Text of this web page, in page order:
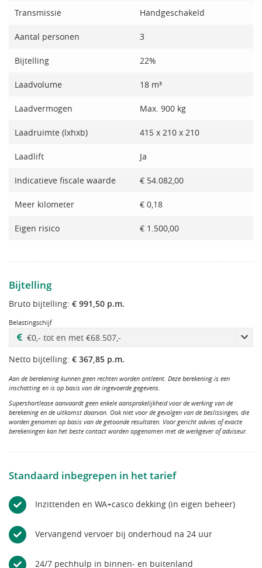
Transmissie Handgeschakeld
Aantal personen 3
Bijtelling 22%
Laadvolume 18 m³
Laadvermogen Max. 900 kg
Laadruimte (lxhxb) 415 x 210 x 210
Laadlift Ja
Indicatieve fiscale waarde € 54.082,00
Meer kilometer € 0,18
Eigen risico € 1.500,00
Bijtelling
Bruto bijtelling: € 991,50 p.m.
Belastingschijf
Netto bijtelling: € 367,85 p.m.
Aan de berekening kunnen geen rechten worden ontleent. Deze berekening is een
inschatting en is op basis van de ingevoerde gegevens.
Supershortlease aanvaardt geen enkele aansprakelijkheid voor de werking van de
berekening en de uitkomst daarvan. Ook niet voor de gevolgen van de beslissingen, die
worden genomen op basis van de getoonde resultaten. Voor gericht advies of exacte
berekeningen kan het beste contact worden opgenomen met de werkgever of adviseur.
Standaard inbegrepen in het tarief
Inzittenden en WA+casco dekking (in eigen beheer)
Vervangend vervoer bij onderhoud na 24 uur
24/7 pechhulp in binnen- en buitenland